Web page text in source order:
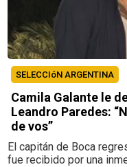
SELECCIóN ARGENTINA
Camila Galante le
Leandro Paredes:
de vos”
El capitán de Boca
fue recibido por una